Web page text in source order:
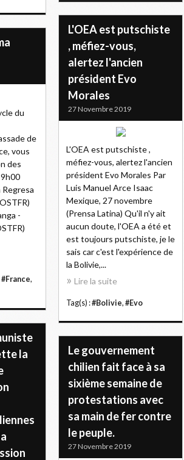
L'OEA est putschiste
, méfiez-vous,
alertez l'ancien
président Evo
Morales
27 Novembre 2019
L'OEA est putschiste ,
méfiez-vous, alertez l'ancien
président Evo Morales Par
Luis Manuel Arce Isaac
Mexique, 27 novembre
(Prensa Latina) Qu'il n'y ait
aucun doute, l'OEA a été et
est toujours putschiste, je le
sais car c'est l'expérience de
la Bolivie,...
Lire la suite
Tag(s) :#Bolivie, #Evo
du
de
vous
des
Regresa
-
#France,
la
Le gouvernement
chilien fait face à sa
sixième semaine de
protestations avec
sa main de fer contre
le peuple.
27 Novembre 2019